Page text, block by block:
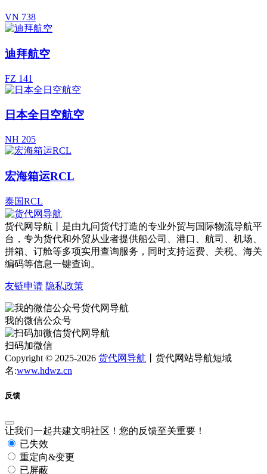
VN 738
迪拜航空
FZ 141
日本全日空航空
NH 205
宏海箱运RCL
泰国RCL
货代网导航丨是由九问货代打造的专业外贸与国际物流导航平
台，专为货代和外贸从业者提供船公司、港口、航司、机场、
拼箱、订舱等多项实用查询服务，同时支持运费、关税、海关
编码等信息一键查询。
友链申请 隐私政策
我的微信公众号
扫码加微信
Copyright © 2025-2026 货代网导航 丨货代网站导航短域
名:www.hdwz.cn
反馈
让我们一起共建文明社区！您的反馈至关重要！
已失效
重定向&变更
已屏蔽